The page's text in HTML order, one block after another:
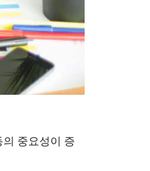
중요성이 증